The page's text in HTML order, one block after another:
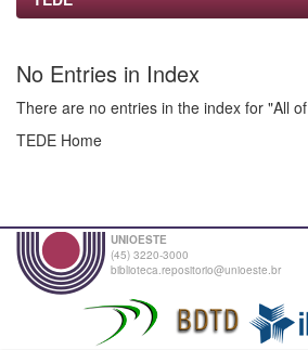
No Entries in Index
There are no entries in the index for "All
TEDE Home
UNIOESTE
(45) 3220-3000
biblioteca.repositorio@unioeste.br